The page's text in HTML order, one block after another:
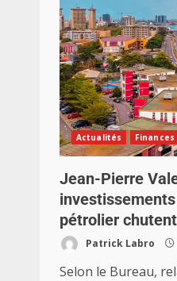
Actualités Finances
Jean-Pierre
pétrolier chutent
Patrick Labro
Selon le Bureau,